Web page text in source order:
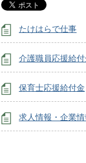
たけはらで仕事
介護職員応援給付
保育士応援給付金
求人情報・企業情